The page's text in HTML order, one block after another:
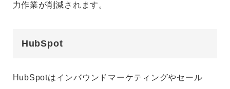
力作業が削減されます。
HubSpot
HubSpotはインバウンドマーケティングやセール